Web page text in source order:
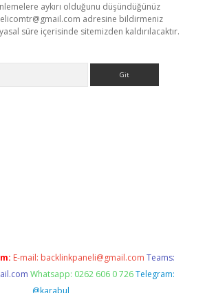
aykırı olduğunu düşündüğünüz
adresine bildirmeniz
süre içerisinde sitemizden kaldırılacaktır.
E-mail: backlinkpaneli@gmail.com Teams:
Whatsapp: 0262 606 0 726 Telegram:
@karabul